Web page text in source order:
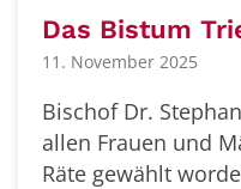
Das Bistum
11. November 2025
Bischof Dr.
allen Frauen und
Räte gewählt